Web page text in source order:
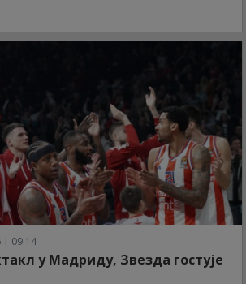
| 09:14
у Мадриду, Звезда гостује